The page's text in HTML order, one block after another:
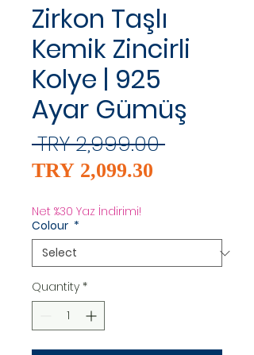
Zirkon Taşlı
Kemik Zincirli
Kolye | 925
Ayar Gümüş
TRY 2,999.00 Regular
TRY 2,099.30
Net %30 Yaz İndirimi!
Colour *
Quantity *